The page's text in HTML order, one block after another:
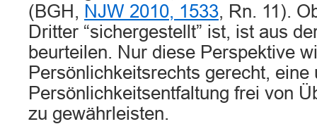
(BGH, NJW 2010, 1533, Rn. 11).
Dritter “sichergestellt” ist, ist aus
beurteilen. Nur diese Perspektive
Persönlichkeitsrechts gerecht, eine
Persönlichkeitsentfaltung frei von
zu gewährleisten.